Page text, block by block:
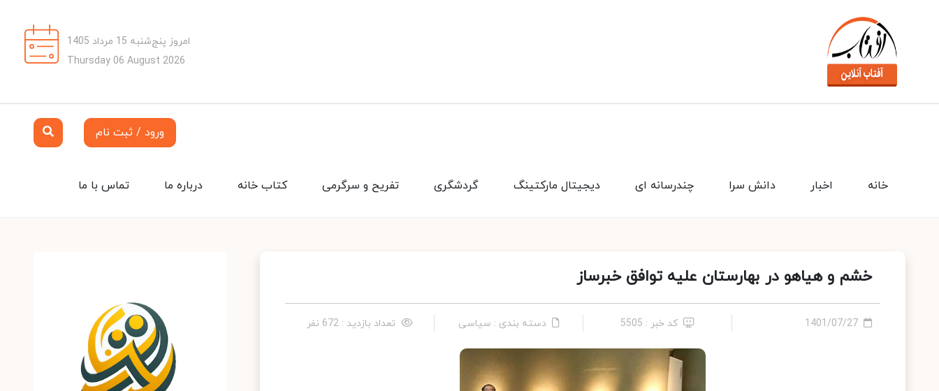
امروز پنج‌شنبه 15 مرداد 1405
Thursday 06 August 2026
ورود / ثبت نام
تماس با ما درباره ما کتاب خانه تفریح و سرگرمی گردشگری دیجیتال مارکتینگ چندرسانه ای دانش سرا اخبار خانه
خشم و هیاهو در بهارستان علیه توافق خبرساز
1401/07/27 کد خبر : 5505 دسته بندی : سیاسی تعداد بازدید : 672 نفر